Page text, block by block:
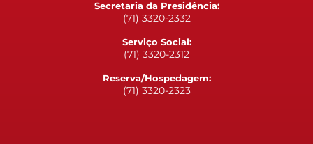
Secretaria da Presidência:
(71) 3320-2332
Serviço Social:
(71) 3320-2312
Reserva/Hospedagem:
(71) 3320-2323